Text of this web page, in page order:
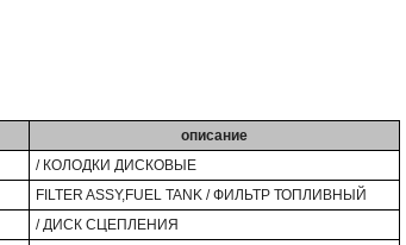
описание
/ КОЛОДКИ ДИСКОВЫЕ
FILTER ASSY,FUEL TANK / ФИЛЬТР ТОПЛИВНЫЙ
/ ДИСК СЦЕПЛЕНИЯ